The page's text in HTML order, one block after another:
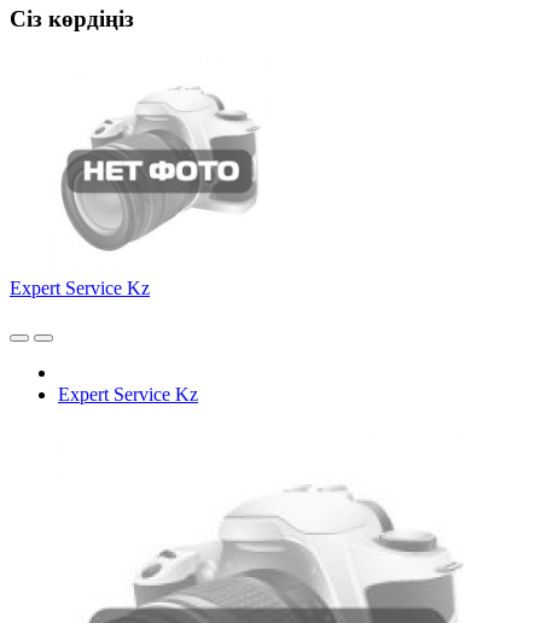
Сіз көрдіңіз
Expert Service Kz
Expert Service Kz